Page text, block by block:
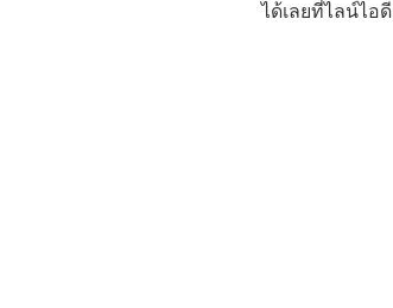
ได้เลยที่ไลน์ไอดี